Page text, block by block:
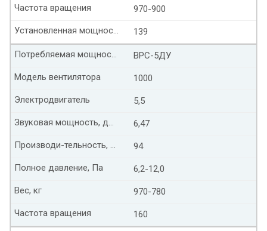
970-900
Частота вращения
139
Установленная мощность, кВт
ВРС-5ДУ
Потребляемая мощность, кВт
1000
Модель вентилятора
5,5
Электродвигатель
6,47
Звуковая мощность, дБ(А)
94
Производи-тельность, тыс. м³/час
6,2-12,0
Полное давление, Па
970-780
Вес, кг
160
Частота вращения